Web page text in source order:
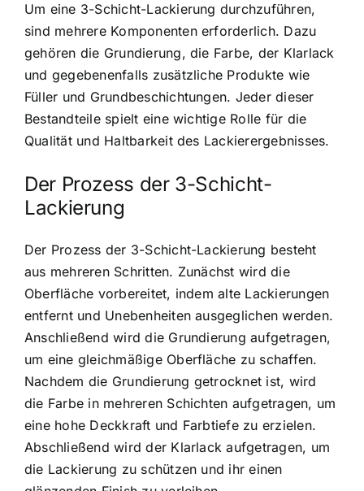
Um eine 3-Schicht-Lackierung durchzuführen,
sind mehrere Komponenten erforderlich. Dazu
gehören die Grundierung, die Farbe, der Klarlack
und gegebenenfalls zusätzliche Produkte wie
Füller und Grundbeschichtungen. Jeder dieser
Bestandteile spielt eine wichtige Rolle für die
Qualität und Haltbarkeit des Lackierergebnisses.
Der Prozess der 3-Schicht-
Lackierung
Der Prozess der 3-Schicht-Lackierung besteht
aus mehreren Schritten. Zunächst wird die
Oberfläche vorbereitet, indem alte Lackierungen
entfernt und Unebenheiten ausgeglichen werden.
Anschließend wird die Grundierung aufgetragen,
um eine gleichmäßige Oberfläche zu schaffen.
Nachdem die Grundierung getrocknet ist, wird
die Farbe in mehreren Schichten aufgetragen, um
eine hohe Deckkraft und Farbtiefe zu erzielen.
Abschließend wird der Klarlack aufgetragen, um
die Lackierung zu schützen und ihr einen